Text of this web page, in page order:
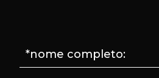
*nome completo: